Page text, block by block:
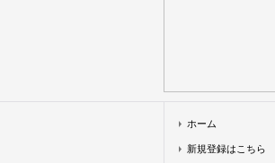
ホーム
新規登録はこちら